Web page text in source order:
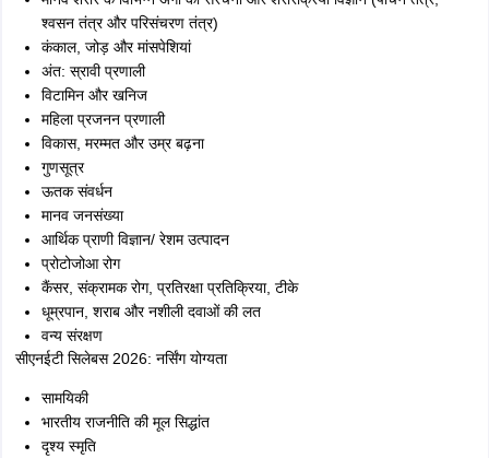
श्वसन तंत्र और परिसंचरण तंत्र)
कंकाल, जोड़ और मांसपेशियां
अंत: स्रावी प्रणाली
विटामिन और खनिज
महिला प्रजनन प्रणाली
विकास, मरम्मत और उम्र बढ़ना
गुणसूत्र
ऊतक संवर्धन
मानव जनसंख्या
आर्थिक प्राणी विज्ञान/ रेशम उत्पादन
प्रोटोजोआ रोग
कैंसर, संक्रामक रोग, प्रतिरक्षा प्रतिक्रिया, टीके
धूम्रपान, शराब और नशीली दवाओं की लत
वन्य संरक्षण
सीएनईटी सिलेबस 2026: नर्सिंग योग्यता
सामयिकी
भारतीय राजनीति की मूल सिद्धांत
दृश्य स्मृति